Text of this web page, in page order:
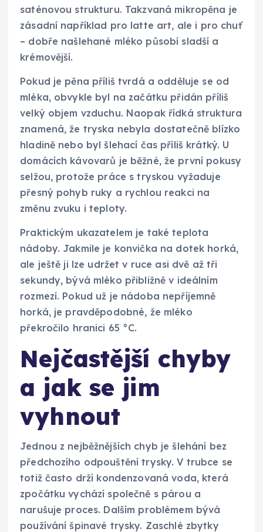
saténovou strukturu. Takzvaná mikropěna je
zásadní například pro latte art, ale i pro chuť
– dobře našlehané mléko působí sladší a
krémovější.
Pokud je pěna příliš tvrdá a odděluje se od
mléka, obvykle byl na začátku přidán příliš
velký objem vzduchu. Naopak řídká struktura
znamená, že tryska nebyla dostatečně blízko
hladině nebo byl šlehací čas příliš krátký. U
domácích kávovarů je běžné, že první pokusy
selžou, protože práce s tryskou vyžaduje
přesný pohyb ruky a rychlou reakci na
změnu zvuku i teploty.
Praktickým ukazatelem je také teplota
nádoby. Jakmile je konvička na dotek horká,
ale ještě ji lze udržet v ruce asi dvě až tři
sekundy, bývá mléko přibližně v ideálním
rozmezí. Pokud už je nádoba nepříjemně
horká, je pravděpodobné, že mléko
překročilo hranici 65 °C.
Nejčastější chyby
a jak se jim
vyhnout
Jednou z nejběžnějších chyb je šlehání bez
předchozího odpouštění trysky. V trubce se
totiž často drží kondenzovaná voda, která
zpočátku vychází společně s párou a
narušuje proces. Dalším problémem bývá
používání špinavé trysky. Zaschlé zbytky